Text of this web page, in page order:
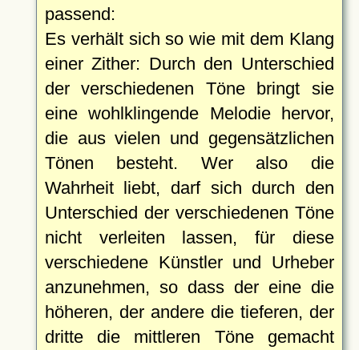
passend:
Es verhält sich so wie mit dem Klang
einer Zither: Durch den Unterschied
der verschiedenen Töne bringt sie
eine wohlklingende Melodie hervor,
die aus vielen und gegensätzlichen
Tönen besteht. Wer also die
Wahrheit liebt, darf sich durch den
Unterschied der verschiedenen Töne
nicht verleiten lassen, für diese
verschiedene Künstler und Urheber
anzunehmen, so dass der eine die
höheren, der andere die tieferen, der
dritte die mittleren Töne gemacht